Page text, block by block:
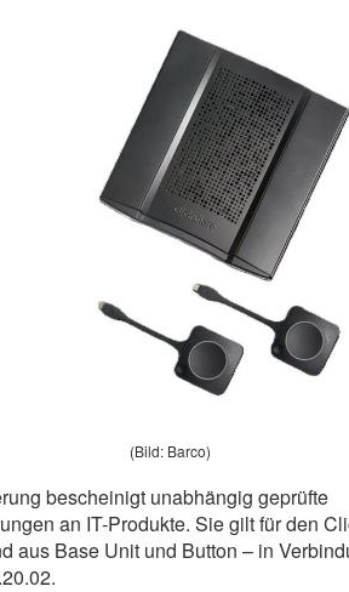
(Bild: Barco)
bescheinigt unabhängig geprüfte
an IT-Produkte. Sie gilt für den
aus Base Unit und Button – in